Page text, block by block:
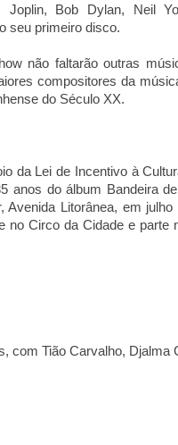
Bob Dylan, Neil
seu primeiro disco.
não faltarão outras
compositores da
do Século XX.
da Lei de Incentivo à
anos do álbum Bandeira
Litorânea, em
no Circo da Cidade e parte
com Tião Carvalho, Djalma